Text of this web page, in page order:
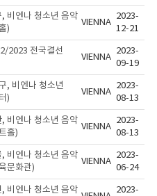
비엔나 청소년 음악
)
VIENNA
2023-
12-21
2023 전국결선
VIENNA
2023-
09-19
, 비엔나 청소년
)
VIENNA
2023-
08-13
비엔나 청소년 음악
홀)
VIENNA
2023-
08-13
비엔나 청소년 음악
문화관)
VIENNA
2023-
06-24
비엔나 청소년 음악
2023-